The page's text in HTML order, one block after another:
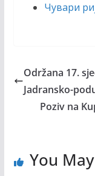
Чувари
Održana 17.
Jadransko-
Poziv na
You